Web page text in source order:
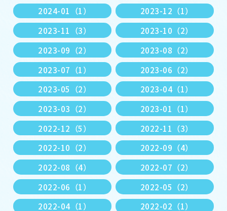
2024-01（1）
2023-12（1）
2023-11（3）
2023-10（2）
2023-09（2）
2023-08（2）
2023-07（1）
2023-06（2）
2023-05（2）
2023-04（1）
2023-03（2）
2023-01（1）
2022-12（5）
2022-11（3）
2022-10（2）
2022-09（4）
2022-08（4）
2022-07（2）
2022-06（1）
2022-05（2）
2022-04（1）
2022-02（1）